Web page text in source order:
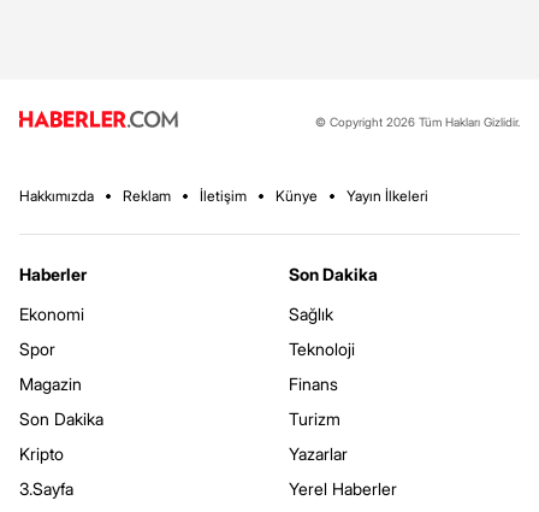
© Copyright 2026 Tüm Hakları Gizlidir.
Hakkımızda Reklam İletişim Künye Yayın İlkeleri
Haberler
Ekonomi
Spor
Magazin
Son Dakika
Kripto
3.Sayfa
Son Dakika
Sağlık
Teknoloji
Finans
Turizm
Yazarlar
Yerel Haberler